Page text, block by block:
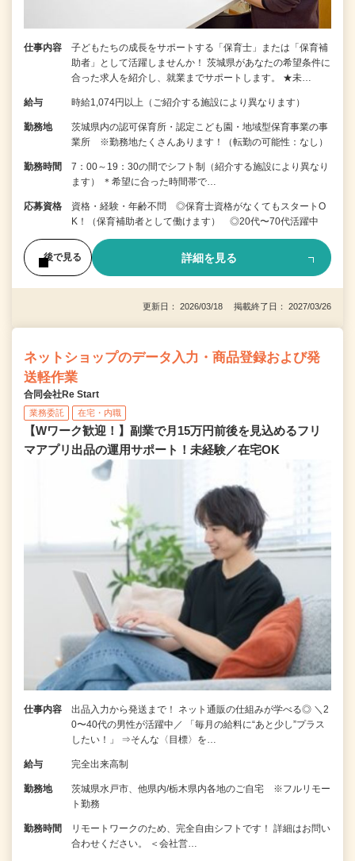
仕事内容
子どもたちの成長をサポートする「保育士」または「保育補
助者」として活躍しませんか！ 茨城県があなたの希望条件に
合った求人を紹介し、就業までサポートします。 ★未…
給与 時給1,074円以上（ご紹介する施設により異なります）
勤務地
茨城県内の認可保育所・認定こども園・地域型保育事業の事
業所 ※勤務地たくさんあります！（転勤の可能性：なし）
勤務時間
7：00～19：30の間でシフト制（紹介する施設により異なり
ます） ＊希望に合った時間帯で…
応募資格
資格・経験・年齢不問 ◎保育士資格がなくてもスタートO
K！（保育補助者として働けます） ◎20代〜70代活躍中
後で見る 詳細を見る
更新日： 2026/03/18 掲載終了日： 2027/03/26
ネットショップのデータ入力・商品登録および発
送軽作業
合同会社Re Start
業務委託 在宅・内職
【Wワーク歓迎！】副業で月15万円前後を見込めるフリ
マアプリ出品の運用サポート！未経験／在宅OK
仕事内容
出品入力から発送まで！ ネット通販の仕組みが学べる◎ ＼2
0〜40代の男性が活躍中／ 「毎月の給料に“あと少し”プラス
したい！」 ⇒そんな〈目標〉を…
給与 完全出来高制
勤務地
茨城県水戸市、他県内/栃木県内各地のご自宅 ※フルリモー
ト勤務
勤務時間
リモートワークのため、完全自由シフトです！ 詳細はお問い
合わせください。 ＜会社営…